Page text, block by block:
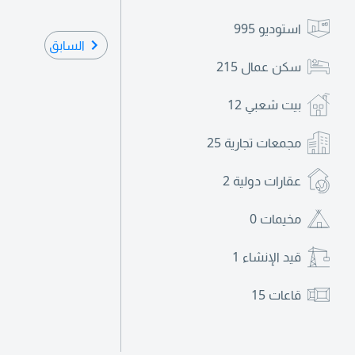
استوديو 995
سكن عمال 215
بيت شعبي 12
مجمعات تجارية 25
عقارات دولية 2
مخيمات 0
قيد الإنشاء 1
قاعات 15
السابق